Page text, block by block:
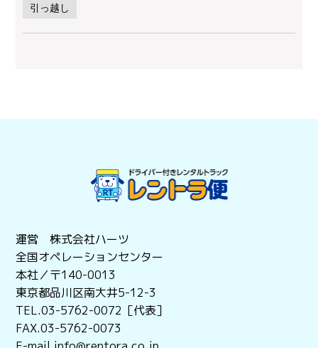
引っ越し
運営 株式会社ハーツ
全国オペレーションセンター
本社／〒140-0013
東京都品川区南大井5-12-3
TEL.03-5762-0072［代表］
FAX.03-5762-0073